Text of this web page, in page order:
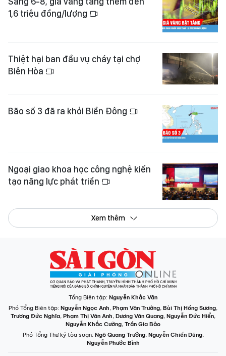
1,6 triệu đồng/lượng
Thiệt hại ban đầu vụ cháy tại chợ
Biên Hòa
Bão số 3 đã ra khỏi Biển Đông
Ngoại giao khoa học công nghệ kiến
tạo năng lực phát triển
Xem thêm
Tổng Biên tập: Nguyễn Khắc Văn
Phó Tổng Biên tập: Nguyễn Ngọc Anh, Phạm Văn Trường, Bùi Thị Hồng Sương,
Trương Đức Nghĩa, Phạm Thị Vân Anh, Dương Văn Quang, Nguyễn Đức Hiển,
Nguyễn Khắc Cường, Trần Gia Bảo
Phó Tổng Thư ký tòa soạn: Ngô Quang Trưởng, Nguyễn Chiến Dũng,
Nguyễn Phước Bình